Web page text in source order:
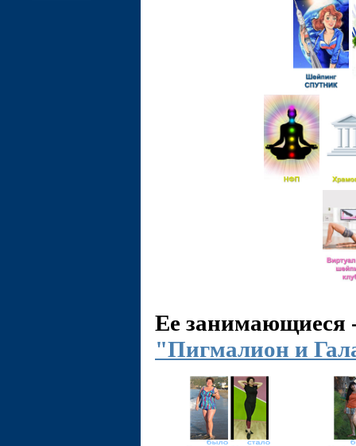
Ее занимающиеся
"Пигмалион и